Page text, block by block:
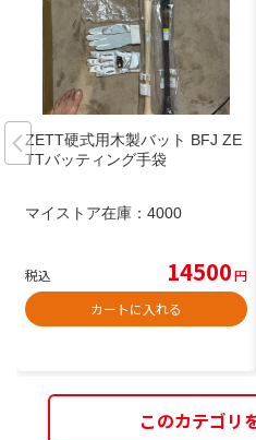
ZETT硬式用木製バット BFJ ZE
TTバッティング手袋
マイストア在庫： 4000
税込 14500円
カートに入れる
このカテゴリ